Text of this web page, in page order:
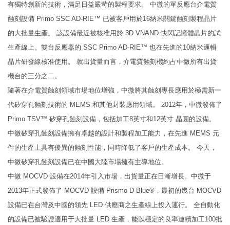
有獨特創新的技術，滿足日益嚴苛的製程要求。 中微的單反應台介電質
蝕刻設備 Primo SSC AD-RIE™ 已被客戶用於16納米關鍵蝕刻製程晶片
的大批量生產。 該設備最近被核准用於 3D VNAND 快閃記憶體晶片的試
生產線上。雙台反應器的 SSC Primo AD-RIE™ 也在先進的10納米邏輯
晶片研發線核准使用。 就出貨量而言，介電質蝕刻機約占中微所有出貨
機台的三分之二。
隨著在介電質蝕刻領域市場地位增強，中微將其蝕刻專長應用於極需新一
代矽穿孔蝕刻技術的 MEMS 和其他封裝應用領域。 2012年，中微發佈了
Primo TSV™ 矽穿孔蝕刻設備，包括加工8英寸和12英寸 晶圓的設備。
中微矽穿孔蝕刻設備擁有卓越的設計和製程加工能力，在先進 MEMS 元
件的生產上具有優異的蝕刻性能，同時降低了客戶的生產成本。 今天，
中微矽穿孔蝕刻設備已在中國大陸市場擁有主導地位。
中微 MOCVD 設備在2014年引入市場，出貨量正在日漸增長。中微于
2013年正式發佈了 MOCVD 設備 Prismo D-Blue®，最初的幾台 MOCVD
設備已在台灣及中國的領先 LED 供應商之生產線上投入運行。 全自動化
的設備已被驗證適用于大批量 LED 生產，能以穩定的良率連續加工100批